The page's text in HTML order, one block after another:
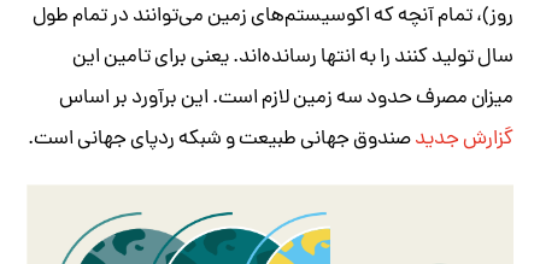
روز)، تمام آنچه که اکوسیستم‌های زمین می‌توانند در تمام طول
سال تولید کنند را به انتها رسانده‌اند. یعنی برای تامین این
میزان مصرف حدود سه زمین لازم است. این برآورد بر اساس
گزارش جدیدصندوق جهانی طبیعت و شبکه ردپای جهانی است.